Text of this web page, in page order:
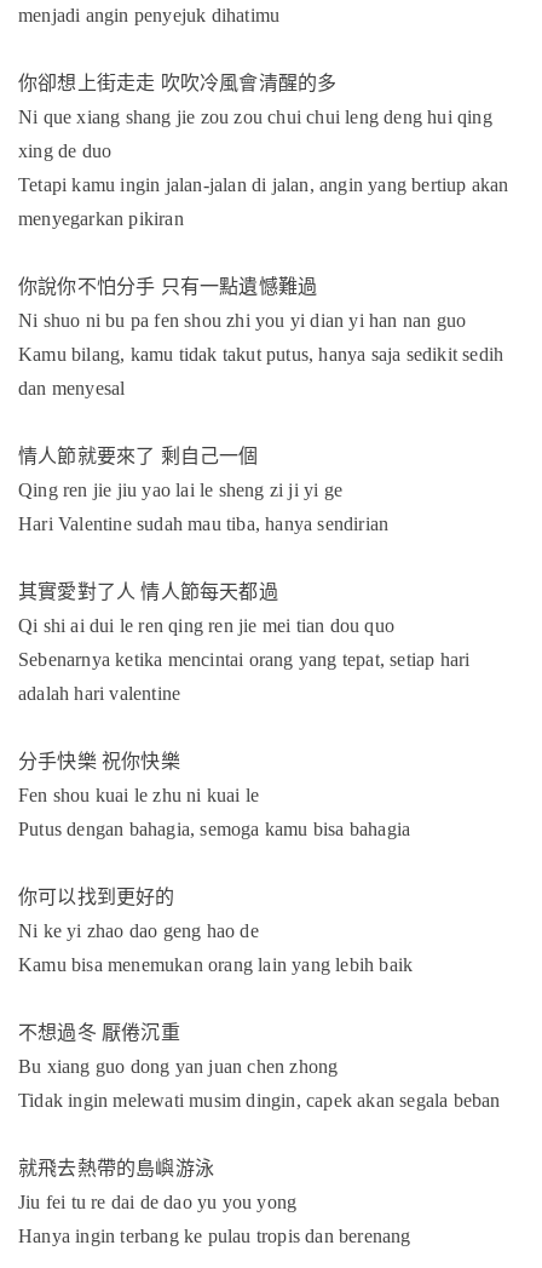
menjadi angin penyejuk dihatimu
你卻想上街走走 吹吹冷風會清醒的多
Ni que xiang shang jie zou zou chui chui leng deng hui qing
xing de duo
Tetapi kamu ingin jalan-jalan di jalan, angin yang bertiup akan
menyegarkan pikiran
你說你不怕分手 只有一點遺憾難過
Ni shuo ni bu pa fen shou zhi you yi dian yi han nan guo
Kamu bilang, kamu tidak takut putus, hanya saja sedikit sedih
dan menyesal
情人節就要來了 剩自己一個
Qing ren jie jiu yao lai le sheng zi ji yi ge
Hari Valentine sudah mau tiba, hanya sendirian
其實愛對了人 情人節每天都過
Qi shi ai dui le ren qing ren jie mei tian dou quo
Sebenarnya ketika mencintai orang yang tepat, setiap hari
adalah hari valentine
分手快樂 祝你快樂
Fen shou kuai le zhu ni kuai le
Putus dengan bahagia, semoga kamu bisa bahagia
你可以找到更好的
Ni ke yi zhao dao geng hao de
Kamu bisa menemukan orang lain yang lebih baik
不想過冬 厭倦沉重
Bu xiang guo dong yan juan chen zhong
Tidak ingin melewati musim dingin, capek akan segala beban
就飛去熱帶的島嶼游泳
Jiu fei tu re dai de dao yu you yong
Hanya ingin terbang ke pulau tropis dan berenang